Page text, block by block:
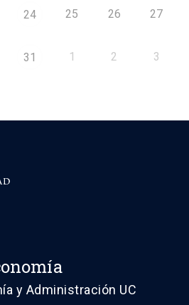
24 25 26 27
31 1 2 3
y Administración UC